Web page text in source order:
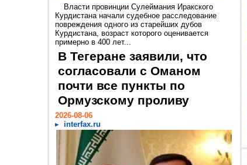
Власти провинции Сулеймания Иракского
Курдистана начали судебное расследование
повреждения одного из старейших дубов
Курдистана, возраст которого оценивается
примерно в 400 лет...
В Тегеране заявили, что
согласовали с Оманом
почти все пункты по
Ормузскому проливу
2026-08-06
interfax.ru